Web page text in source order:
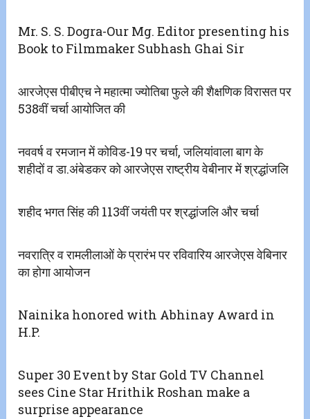
Mr. S. S. Dogra-Our Mg. Editor presenting his
Book to Filmmaker Subhash Ghai Sir
आरजेएस पीबीएच ने महात्मा ज्योतिबा फुले की शैक्षणिक विरासत पर
538वीं चर्चा आयोजित की
नववर्ष व रमजान में कोविड-19 पर चर्चा, जलियांवाला बाग के
शहीदों व डा.अंबेडकर को आरजेएस राष्ट्रीय वेबीनार में श्रद्धांजलि
शहीद भगत सिंह ‌की 113वीं जयंती पर श्रद्धांजलि और चर्चा
नवरात्रि व रामलीलाओं के प्रारंभ पर रविवारिय आरजेएस वेबिनार
का होगा आयोजन
Nainika honored with Abhinay Award in
H.P.
Super 30 Event by Star Gold TV Channel
sees Cine Star Hrithik Roshan make a
surprise appearance